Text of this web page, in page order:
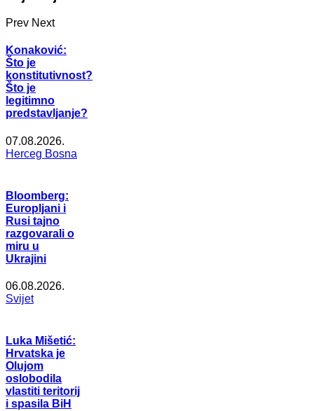
Prev Next
Konaković:
Što je
konstitutivnost?
Što je
legitimno
predstavljanje?
07.08.2026.
Herceg Bosna
Bloomberg:
Europljani i
Rusi tajno
razgovarali o
miru u
Ukrajini
06.08.2026.
Svijet
Luka Mišetić:
Hrvatska je
Olujom
oslobodila
vlastiti teritorij
i spasila BiH